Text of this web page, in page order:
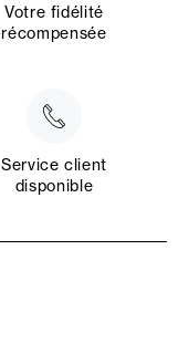
Votre fidélité
récompensée
Service client
disponible